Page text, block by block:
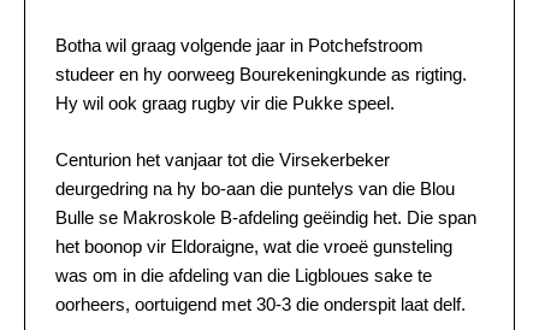
Botha wil graag volgende jaar in Potchefstroom
studeer en hy oorweeg Bourekeningkunde as rigting.
Hy wil ook graag rugby vir die Pukke speel.
Centurion het vanjaar tot die Virsekerbeker
deurgedring na hy bo-aan die puntelys van die Blou
Bulle se Makroskole B-afdeling geëindig het. Die span
het boonop vir Eldoraigne, wat die vroeë gunsteling
was om in die afdeling van die Ligbloues sake te
oorheers, oortuigend met 30-3 die onderspit laat delf.